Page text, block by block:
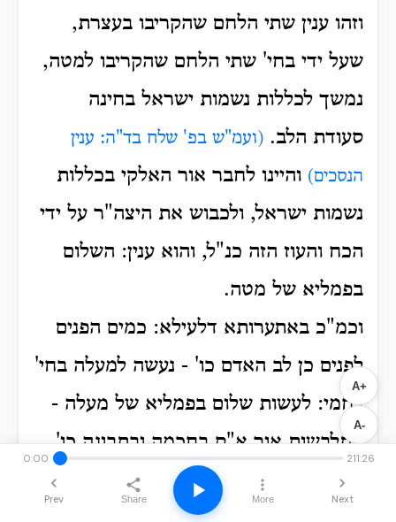
וזהו ענין שתי הלחם שהקריבו בעצרת,
שעל ידי בחי' שתי הלחם שהקריבו למטה,
נמשך לכללות נשמות ישראל בחינה
סעודת הלב. (ועמ"ש בפ' שלח בד"ה: ענין
הנסכים) והיינו לחבר אור האלקי בכללות
נשמות ישראל, ולכבוש את היצה"ר על ידי
הכח והעוז הזה כנ"ל, והוא ענין: השלום
בפמליא של מטה.
וכמ"כ באתערותא דלעילא: כמים הפנים
לפנים כן לב האדם כו' - נעשה למעלה בחי'
לחמי: לעשות שלום בפמליא של מעלה -
התלבשות אור א"ס בחכמה ובתבונה כו'.
(ואפ"ל, שזהו ענין שלמי צבור שני כבשים
A+
A-
0:00 211:26
Prev Share More Next